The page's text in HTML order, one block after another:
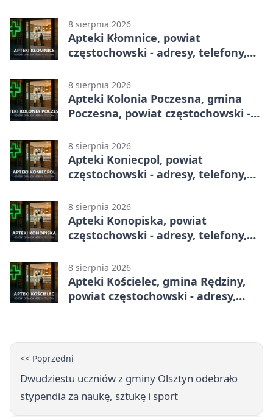
8 sierpnia 2026
Apteki Kłomnice, powiat
częstochowski - adresy, telefony,
8 sierpnia 2026
Apteki Kolonia Poczesna, gmina
Poczesna, powiat częstochowski -
8 sierpnia 2026
Apteki Koniecpol, powiat
częstochowski - adresy, telefony,
8 sierpnia 2026
Apteki Konopiska, powiat
częstochowski - adresy, telefony,
8 sierpnia 2026
Apteki Kościelec, gmina Rędziny,
powiat częstochowski - adresy,
<< Poprzedni
Dwudziestu uczniów z gminy Olsztyn odebrało
stypendia za naukę, sztukę i sport